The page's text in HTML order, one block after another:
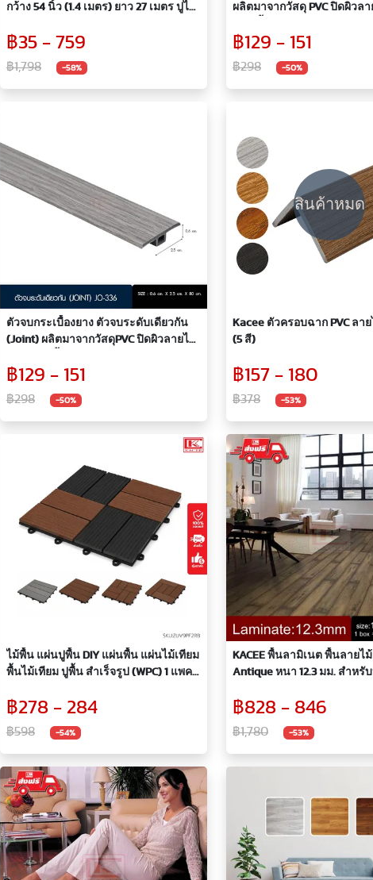
กว้าง 54 นิ้ว (1.4 เมตร) ยาว 27 เมตร ปูได้
฿35 - 759
฿1,798 -58%
ผลิตมาจากวัสดุ PVC ปิดผิวล
฿129 - 151
฿298 -50%
ตัวจบกระเบื้องยาง ตัวจบระดับเดียวกัน
(Joint) ผลิตมาจากวัสดุPVC ปิดผิวลายไม้
฿129 - 151
฿298 -50%
สินค้าหมด
Kacee ตัวครอบฉาก PVC ลา
(5 สี)
฿157 - 180
฿378 -53%
ไม้พื้น แผ่นปูพื้น DIY แผ่นพื้น แผ่นไม้เทียม
พื้นไม้เทียม ปูพื้น สำเร็จรูป (WPC) 1 แพค
฿278 - 284
฿598 -54%
KACEE พื้นลามิเนต พื้นลายไ
Antique หนา 12.3 มม. สำหรั
฿828 - 846
฿1,780 -53%